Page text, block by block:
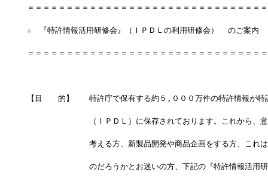
＝＝＝＝＝＝＝＝＝＝＝＝＝＝＝＝＝＝＝＝＝＝＝＝＝＝＝＝＝＝
☆　『特許情報活用研修会』（ＩＰＤＬの利用研修会）  のご案内
＝＝＝＝＝＝＝＝＝＝＝＝＝＝＝＝＝＝＝＝＝＝＝＝＝＝＝＝＝＝
【目　　的】　　特許庁で保有する約５,０００万件の特許情報が特
（ＩＰＤＬ）に保存されております。これから、意
考える方、新製品開発や商品企画をする方、これは
のだろうかとお迷いの方、下記の『特許情報活用研